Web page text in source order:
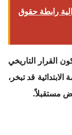
رابطة حقوق
القرار التاريخي
قد تبخر،
مستقبلاً.